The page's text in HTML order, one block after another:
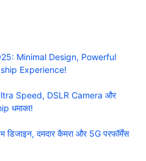
Minimal Design, Powerful
Experience!
Speed, DSLR Camera और
धमाका!
दमदार कैमरा और 5G परफॉर्मेंस